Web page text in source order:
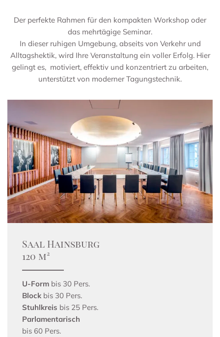
Der perfekte Rahmen für den kompakten Workshop oder
das mehrtägige Seminar.
In dieser ruhigen Umgebung, abseits von Verkehr und
Alltagshektik, wird Ihre Veranstaltung ein voller Erfolg. Hier
gelingt es, motiviert, effektiv und konzentriert zu arbeiten,
unterstützt von moderner Tagungstechnik.
Saal Hainsburg
120 m²
U-Form bis 30 Pers.
Block bis 30 Pers.
Stuhlkreis bis 25 Pers.
Parlamentarisch
bis 60 Pers.